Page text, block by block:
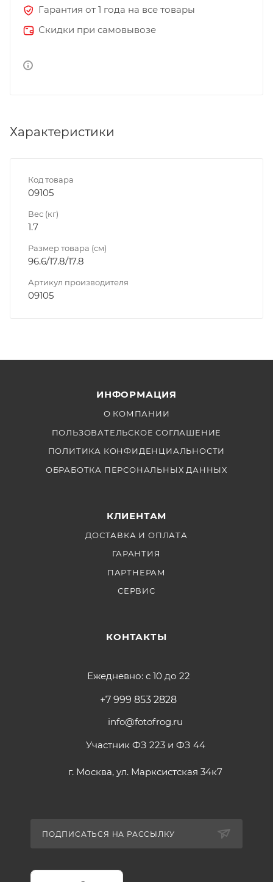
Гарантия от 1 года на все товары
Скидки при самовывозе
Характеристики
Код товара
09105
Вес (кг)
1.7
Размер товара (см)
96.6/17.8/17.8
Артикул производителя
09105
ИНФОРМАЦИЯ
О КОМПАНИИ
ПОЛЬЗОВАТЕЛЬСКОЕ СОГЛАШЕНИЕ
ПОЛИТИКА КОНФИДЕНЦИАЛЬНОСТИ
ОБРАБОТКА ПЕРСОНАЛЬНЫХ ДАННЫХ
КЛИЕНТАМ
ДОСТАВКА И ОПЛАТА
ГАРАНТИЯ
ПАРТНЕРАМ
СЕРВИС
КОНТАКТЫ
Ежедневно: с 10 до 22
+7 999 853 2828
info@fotofrog.ru
Участник ФЗ 223 и ФЗ 44
г. Москва, ул. Марксистская 34к7
ПОДПИСАТЬСЯ НА РАССЫЛКУ